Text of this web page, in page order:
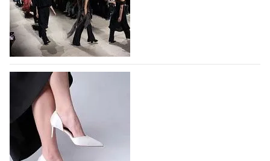
На участие в Московской неделе моды
подано 1047 заявок
На участие в седьмой Московской неделе моды,
которая пройдет в российской столице с 26 сентября
по 1 октября, уже подано 1047 заявок. Примерно